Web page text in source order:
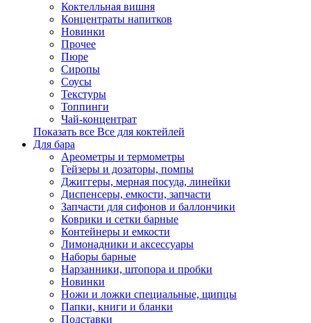
Коктелльная вишня
Концентраты напитков
Новинки
Прочее
Пюре
Сиропы
Соусы
Текстуры
Топпинги
Чай-концентрат
Показать все Все для коктейлей
Для бара
Ареометры и термометры
Гейзеры и дозаторы, помпы
Джиггеры, мерная посуда, линейки
Диспенсеры, емкости, запчасти
Запчасти для сифонов и баллончики
Коврики и сетки барные
Контейнеры и емкости
Лимонадники и аксессуары
Наборы барные
Нарзанники, штопора и пробки
Новинки
Ножи и ложки специальные, щипцы
Папки, книги и бланки
Подставки